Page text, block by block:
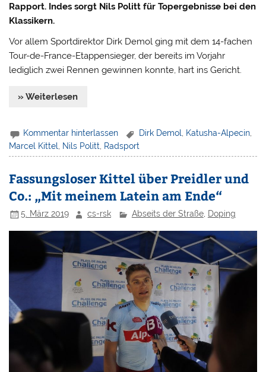
Rapport. Indes sorgt Nils Politt für Topergebnisse bei den
Klassikern.
Vor allem Sportdirektor Dirk Demol ging mit dem 14-fachen
Tour-de-France-Etappensieger, der bereits im Vorjahr
lediglich zwei Rennen gewinnen konnte, hart ins Gericht.
» Weiterlesen
Kommentar hinterlassen Dirk Demol Katusha-Alpecin
Marcel Kittel Nils Politt Radsport
Fassungsloser Kittel über Preidler und
Co.: „Mit meinem Latein am Ende“
5. März 2019 cs-rsk Abseits der Straße, Doping